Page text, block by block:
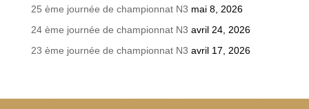
25 ème journée de championnat N3 mai 8, 2026
24 ème journée de championnat N3 avril 24, 2026
23 ème journée de championnat N3 avril 17, 2026